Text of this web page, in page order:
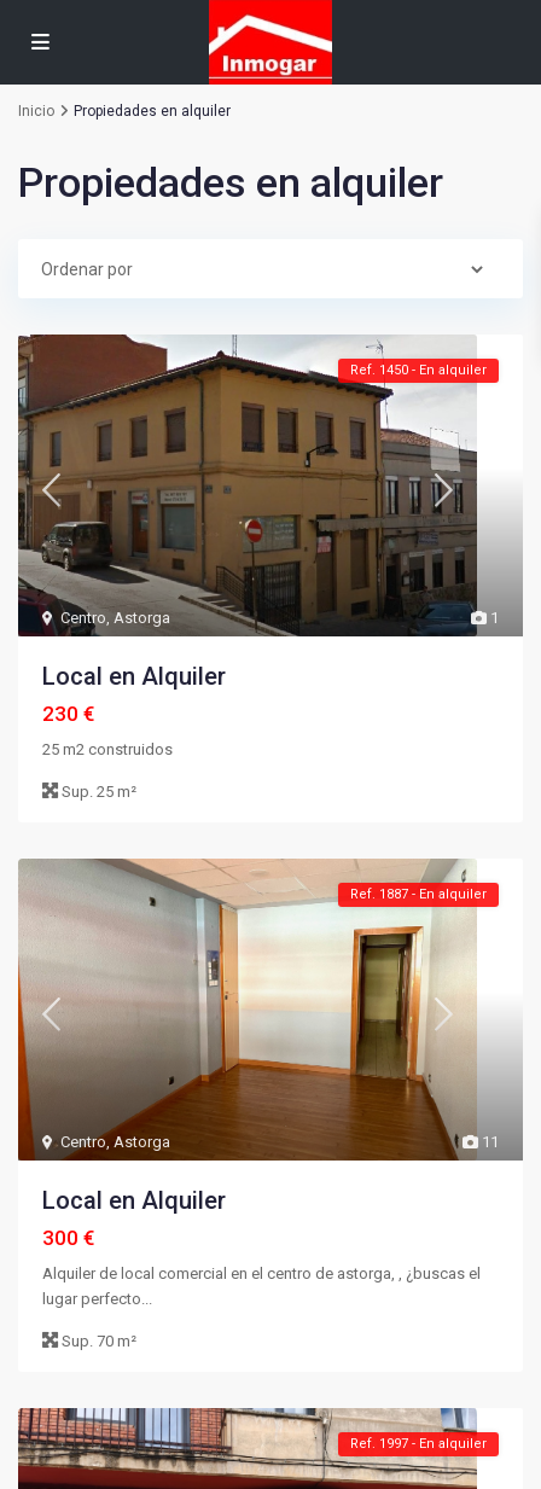
Inicio Propiedades en alquiler
Propiedades en alquiler
1
Centro,Astorga
Ref. 1450 - En alquiler
Local en Alquiler
230 €
25 m2 construidos
Sup.25 m²
11
Centro,Astorga
Ref. 1887 - En alquiler
Local en Alquiler
300 €
Alquiler de local comercial en el centro de astorga, , ¿buscas el
lugar perfecto...
Sup.70 m²
Ref. 1997 - En alquiler